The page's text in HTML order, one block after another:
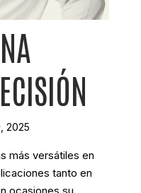
2025
más versátiles en
tanto en